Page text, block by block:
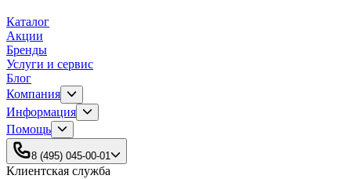
Каталог
Акции
Бренды
Услуги и сервис
Блог
Компания
Информация
Помощь
8 (495) 045-00-01
Клиентская служба